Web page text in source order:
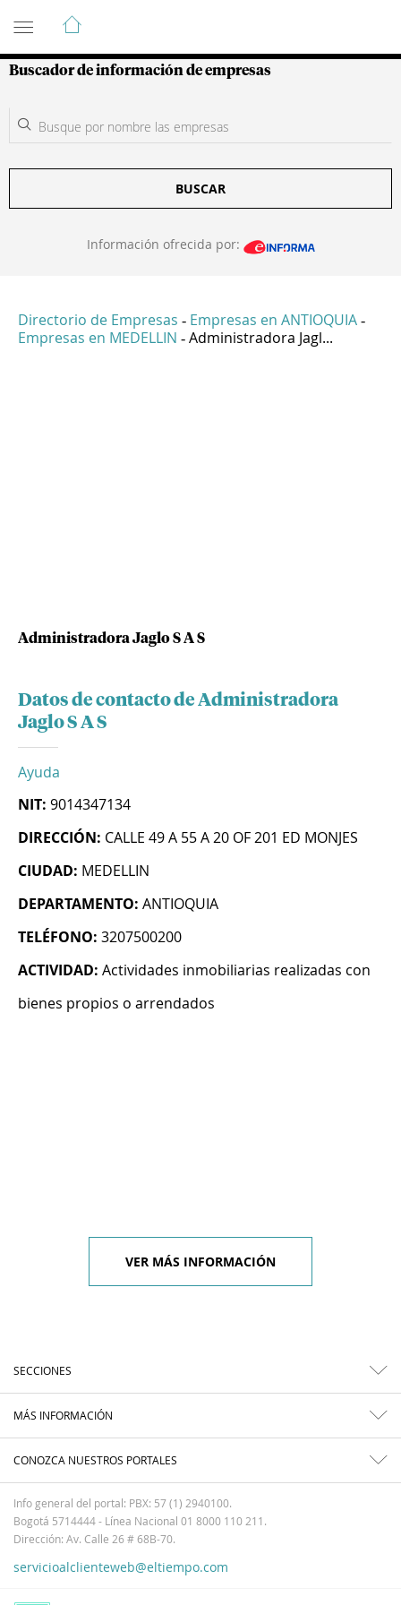
Guía de Empresas Colombianas
Buscador de información de empresas
BUSCAR
Información ofrecida por:
Directorio de Empresas - Empresas en ANTIOQUIA -
Empresas en MEDELLIN - Administradora Jagl...
Administradora Jaglo S A S
Datos de contacto de Administradora
Jaglo S A S
Ayuda
NIT: 9014347134
DIRECCIÓN: CALLE 49 A 55 A 20 OF 201 ED MONJES
CIUDAD: MEDELLIN
DEPARTAMENTO: ANTIOQUIA
TELÉFONO: 3207500200
ACTIVIDAD: Actividades inmobiliarias realizadas con
bienes propios o arrendados
VER MÁS INFORMACIÓN
SECCIONES
MÁS INFORMACIÓN
CONOZCA NUESTROS PORTALES
Info general del portal: PBX: 57 (1) 2940100.
Bogotá 5714444 - Línea Nacional 01 8000 110 211.
Dirección: Av. Calle 26 # 68B-70.
servicioalclienteweb@eltiempo.com